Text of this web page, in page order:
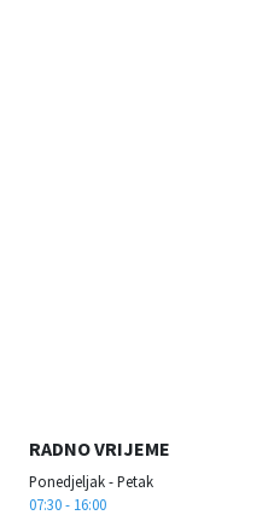
RADNO VRIJEME
Ponedjeljak - Petak
07:30 - 16:00